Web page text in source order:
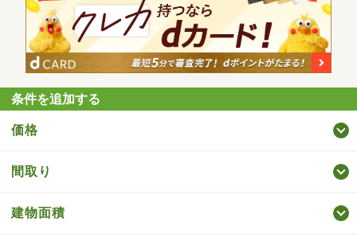
条件を追加する
価格
間取り
建物面積